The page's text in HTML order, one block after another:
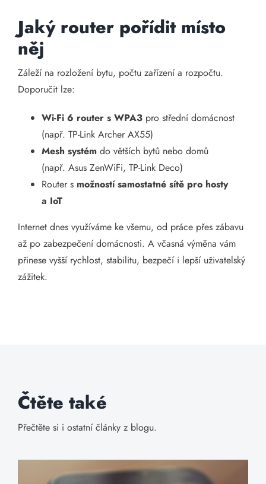
Jaký router pořídit místo
něj
Záleží na rozložení bytu, počtu zařízení a rozpočtu.
Doporučit lze:
Wi-Fi 6 router s WPA3 pro střední domácnost
(např. TP-Link Archer AX55)
Mesh systém do větších bytů nebo domů
(např. Asus ZenWiFi, TP-Link Deco)
Router s možností samostatné sítě pro hosty
a IoT
Internet dnes využíváme ke všemu, od práce přes zábavu
až po zabezpečení domácnosti. A včasná výměna vám
přinese vyšší rychlost, stabilitu, bezpečí i lepší uživatelský
zážitek.
Čtěte také
Přečtěte si i ostatní články z blogu.